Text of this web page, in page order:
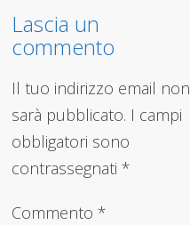
Lascia un
commento
Il tuo indirizzo email non
sarà pubblicato. I campi
obbligatori sono
contrassegnati*
Commento*